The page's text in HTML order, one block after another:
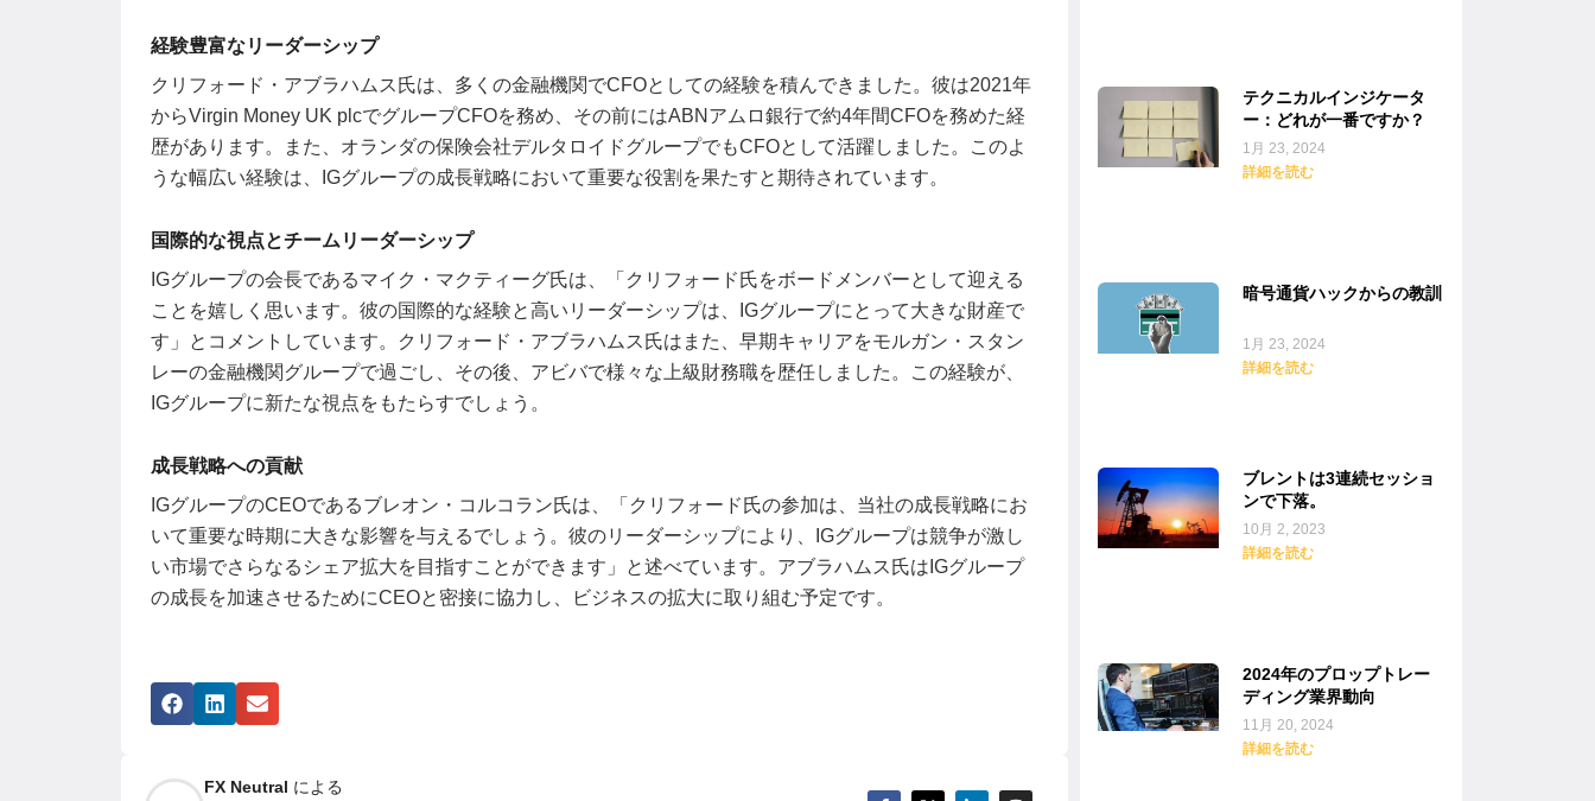
経験豊富なリーダーシップ
クリフォード・アブラハムス氏は、多くの金融機関でCFOとしての経験を積んできました。彼は2021年
からVirgin Money UK plcでグループCFOを務め、その前にはABNアムロ銀行で約4年間CFOを務めた経
歴があります。また、オランダの保険会社デルタロイドグループでもCFOとして活躍しました。このよ
うな幅広い経験は、IGグループの成長戦略において重要な役割を果たすと期待されています。
国際的な視点とチームリーダーシップ
IGグループの会長であるマイク・マクティーグ氏は、「クリフォード氏をボードメンバーとして迎える
ことを嬉しく思います。彼の国際的な経験と高いリーダーシップは、IGグループにとって大きな財産で
す」とコメントしています。クリフォード・アブラハムス氏はまた、早期キャリアをモルガン・スタン
レーの金融機関グループで過ごし、その後、アビバで様々な上級財務職を歴任しました。この経験が、
IGグループに新たな視点をもたらすでしょう。
成長戦略への貢献
IGグループのCEOであるブレオン・コルコラン氏は、「クリフォード氏の参加は、当社の成長戦略にお
いて重要な時期に大きな影響を与えるでしょう。彼のリーダーシップにより、IGグループは競争が激し
い市場でさらなるシェア拡大を目指すことができます」と述べています。アブラハムス氏はIGグループ
の成長を加速させるためにCEOと密接に協力し、ビジネスの拡大に取り組む予定です。
FX Neutral による
テクニカルインジケータ
ー：どれが一番ですか？
1月 23, 2024
詳細を読む
暗号通貨ハックからの教訓
1月 23, 2024
詳細を読む
ブレントは3連続セッショ
ンで下落。
10月 2, 2023
詳細を読む
2024年のプロップトレー
ディング業界動向
11月 20, 2024
詳細を読む